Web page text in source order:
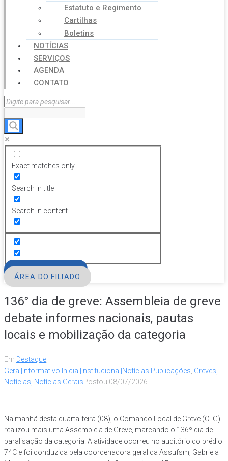
Estatuto e Regimento
Cartilhas
Boletins
NOTÍCIAS
SERVIÇOS
AGENDA
CONTATO
Exact matches only
Search in title
Search in content
ÁREA DO FILIADO
136° dia de greve: Assembleia de greve
debate informes nacionais, pautas
locais e mobilização da categoria
Em Destaque
Geral|Informativo|Inicial|Institucional|Notícias|Publicações Greves
Notícias Notícias GeraisPostou 08/07/2026
Na manhã desta quarta-feira (08), o Comando Local de Greve (CLG)
realizou mais uma Assembleia de Greve, marcando o 136º dia de
paralisação da categoria. A atividade ocorreu no auditório do prédio
74C e foi conduzida pela coordenadora geral da Assufsm, Gabriela